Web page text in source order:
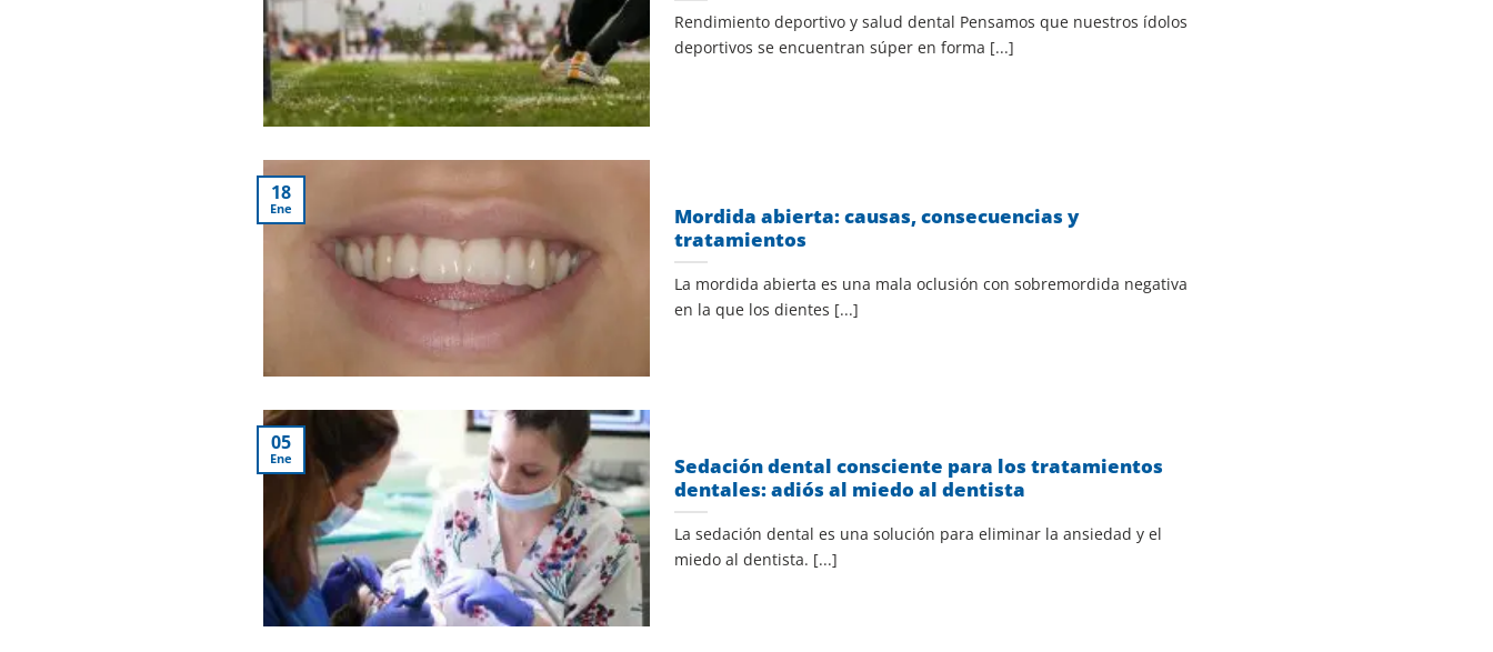
Rendimiento deportivo y salud dental Pensamos que nuestros ídolos
deportivos se encuentran súper en forma [...]
Mordida abierta: causas, consecuencias y
tratamientos
La mordida abierta es una mala oclusión con sobremordida negativa
en la que los dientes [...]
18
Ene
Sedación dental consciente para los tratamientos
dentales: adiós al miedo al dentista
La sedación dental es una solución para eliminar la ansiedad y el
miedo al dentista. [...]
05
Ene